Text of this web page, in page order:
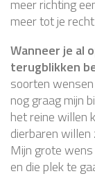
meer richting
meer tot je
Wanneer je al
terugblikken
soorten wensen
nog graag mijn
het reine willen
dierbaren willen
Mijn grote
en die plek te